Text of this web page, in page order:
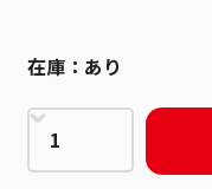
在庫： あり